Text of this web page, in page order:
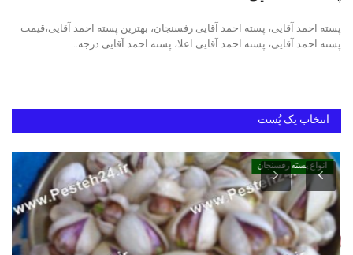
خرید پسته رفسنجان
پسته احمد آقایی، پسته احمد آقایی رفسنجان، بهترین پسته احمد آقایی،قیمت
پسته احمد آقایی، پسته احمد آقایی اعلا، پسته احمد آقایی درجه...
انتخاب یک پُست
انواع پسته رفسنجان